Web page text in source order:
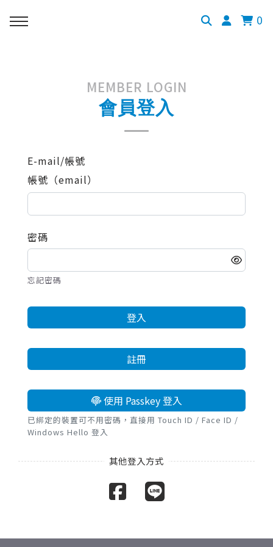
0
MEMBER LOGIN
會員登入
E-mail/帳號
帳號（email）
密碼
忘記密碼
登入
註冊
使用 Passkey 登入
已綁定的裝置可不用密碼，直接用 Touch ID / Face ID /
Windows Hello 登入